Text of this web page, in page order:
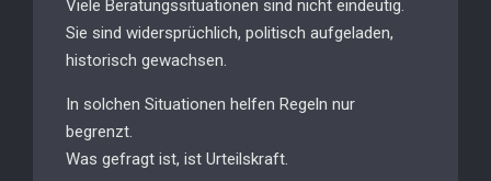
Viele Beratungssituationen sind nicht eindeutig.
Sie sind widersprüchlich, politisch aufgeladen,
historisch gewachsen.
In solchen Situationen helfen Regeln nur
begrenzt.
Was gefragt ist, ist Urteilskraft.